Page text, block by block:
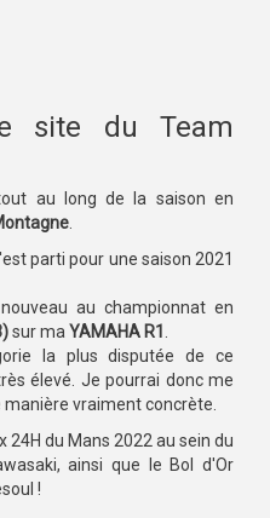
site du Team
au long de la saison en
parti pour une saison 2021
au championnat en
sur ma YAMAHA R1
la plus disputée de ce
élevé. Je pourrai donc me
vraiment concrète.
du Mans 2022 au sein du
ainsi que le Bol d'Or
!